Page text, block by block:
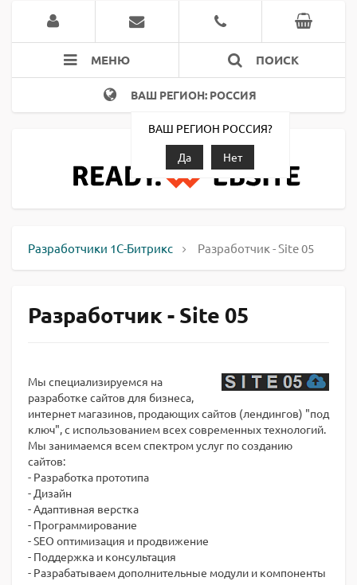
МЕНЮ ПОИСК
ВАШ РЕГИОН: РОССИЯ
ВАШ РЕГИОН РОССИЯ?
Да
Нет
Разработчики 1С-Битрикс Разработчик - Site 05
Разработчик - Site 05
Мы специализируемся на
разработке сайтов для бизнеса,
интернет магазинов, продающих сайтов (лендингов) "под
ключ", с использованием всех современных технологий.
Мы занимаемся всем спектром услуг по созданию
сайтов:
- Разработка прототипа
- Дизайн
- Адаптивная верстка
- Программирование
- SEO оптимизация и продвижение
- Поддержка и консультация
- Разрабатываем дополнительные модули и компоненты